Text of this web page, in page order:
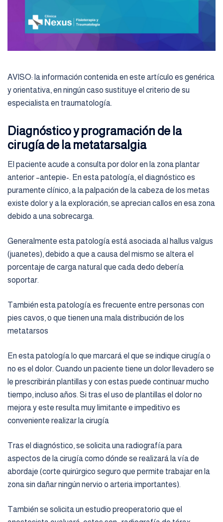
AVISO: la información contenida en este artículo es genérica
y orientativa, en ningún caso sustituye el criterio de su
especialista en traumatología.
Diagnóstico y programación de la
cirugía de la metatarsalgia
El paciente acude a consulta por dolor en la zona plantar
anterior –antepie-. En esta patología, el diagnóstico es
puramente clínico, a la palpación de la cabeza de los metas
existe dolor y a la exploración, se aprecian callos en esa zona
debido a una sobrecarga.
Generalmente esta patología está asociada al hallus valgus
(juanetes), debido a que a causa del mismo se altera el
porcentaje de carga natural que cada dedo debería
soportar.
También esta patología es frecuente entre personas con
pies cavos, o que tienen una mala distribución de los
metatarsos
En esta patología lo que marcará el que se indique cirugía o
no es el dolor. Cuando un paciente tiene un dolor llevadero se
le prescribirán plantillas y con estas puede continuar mucho
tiempo, incluso años. Si tras el uso de plantillas el dolor no
mejora y este resulta muy limitante e impeditivo es
conveniente realizar la cirugía
Tras el diagnóstico, se solicita una radiografía para
aspectos de la cirugía como dónde se realizará la vía de
abordaje (corte quirúrgico seguro que permite trabajar en la
zona sin dañar ningún nervio o arteria importantes).
También se solicita un estudio preoperatorio que el